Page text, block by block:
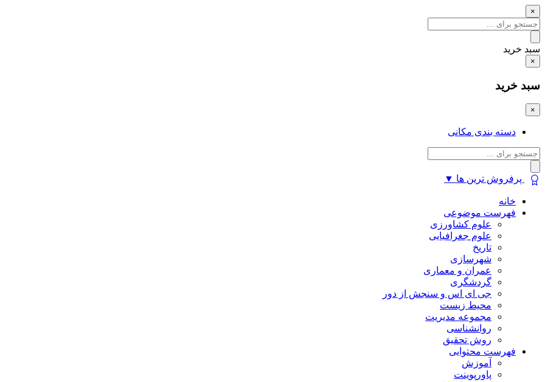
×
سبد خرید
×
سبد خرید
×
دسته بندی مکانی
پرفروش ترین ها ▼
خانه
فهرست موضوعی
علوم کشاورزی
علوم جغرافیایی
تاریخ
شهرسازی
عمران و معماری
گردشگری
جی ای اس و سنجش از دور
محیط زیست
مجموعه مدیریت
روانشناسی
روش تحقیق
فهرست محتوایی
آموزش
پاورپوینت